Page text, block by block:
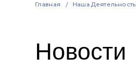
Главная Наша Деятельность
Новости